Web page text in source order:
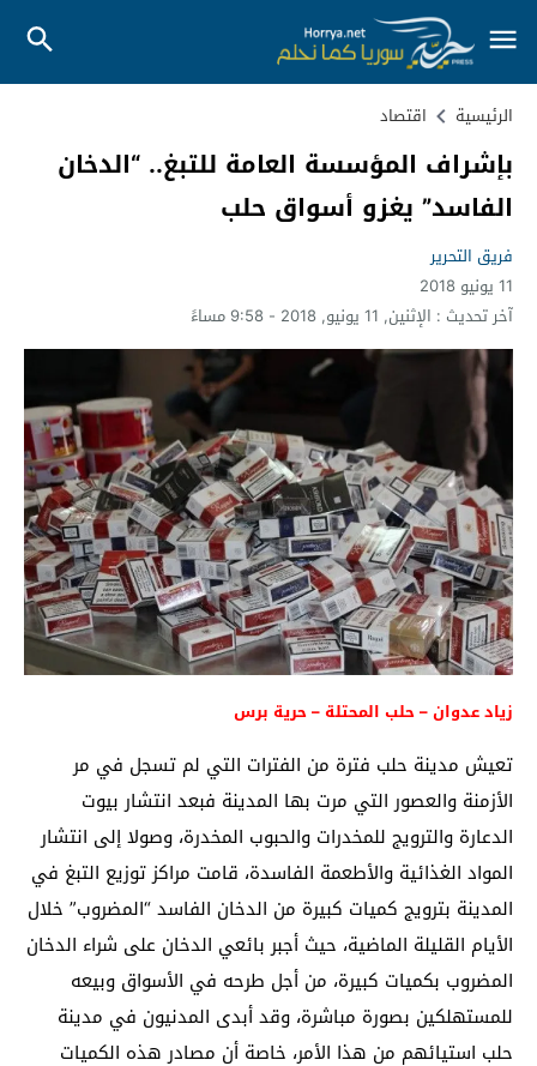
الرئيسية اقتصاد
بإشراف المؤسسة العامة للتبغ.. “الدخان
الفاسد” يغزو أسواق حلب
فريق التحرير
11 يونيو 2018
آخر تحديث : الإثنين, 11 يونيو, 2018 - 9:58 مساءً
زياد عدوان – حلب المحتلة – حرية برس
تعيش مدينة حلب فترة من الفترات التي لم تسجل في مر
الأزمنة والعصور التي مرت بها المدينة فبعد انتشار بيوت
الدعارة والترويج للمخدرات والحبوب المخدرة، وصولا إلى انتشار
المواد الغذائية والأطعمة الفاسدة، قامت مراكز توزيع التبغ في
المدينة بترويج كميات كبيرة من الدخان الفاسد “المضروب” خلال
الأيام القليلة الماضية، حيث أجبر بائعي الدخان على شراء الدخان
المضروب بكميات كبيرة، من أجل طرحه في الأسواق وبيعه
للمستهلكين بصورة مباشرة، وقد أبدى المدنيون في مدينة
حلب استيائهم من هذا الأمر، خاصة أن مصادر هذه الكميات